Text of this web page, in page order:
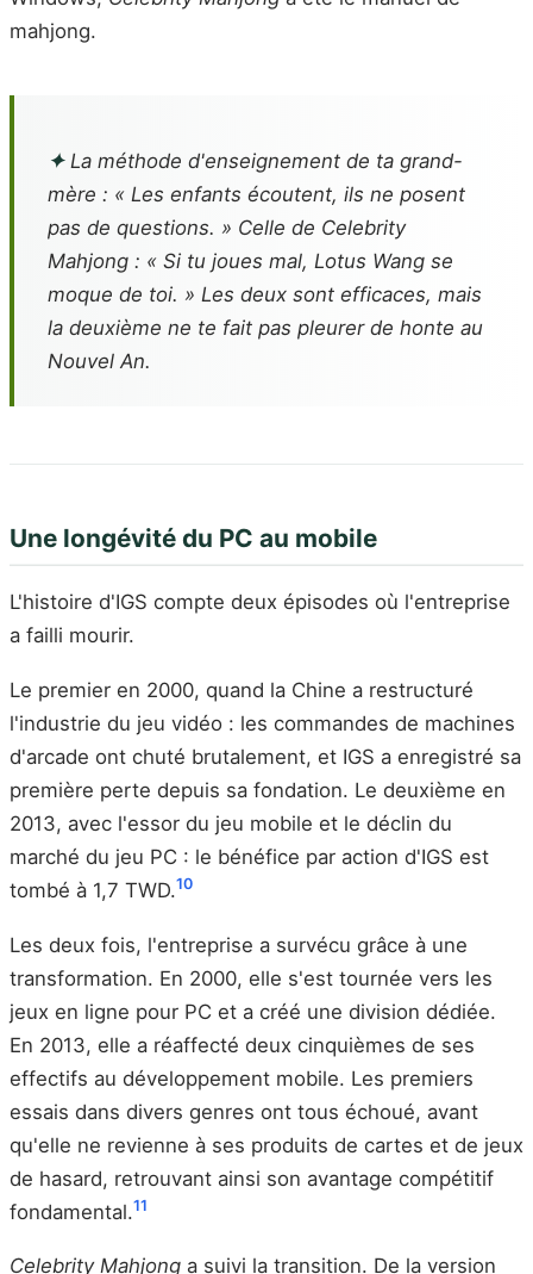
mahjong.
✦La méthode d'enseignement de ta grand-
mère : « Les enfants écoutent, ils ne posent
pas de questions. » Celle de Celebrity
Mahjong : « Si tu joues mal, Lotus Wang se
moque de toi. » Les deux sont efficaces, mais
la deuxième ne te fait pas pleurer de honte au
Nouvel An.
Une longévité du PC au mobile
L'histoire d'IGS compte deux épisodes où l'entreprise
a failli mourir.
Le premier en 2000, quand la Chine a restructuré
l'industrie du jeu vidéo : les commandes de machines
d'arcade ont chuté brutalement, et IGS a enregistré sa
première perte depuis sa fondation. Le deuxième en
2013, avec l'essor du jeu mobile et le déclin du
marché du jeu PC : le bénéfice par action d'IGS est
tombé à 1,7 TWD.10
Les deux fois, l'entreprise a survécu grâce à une
transformation. En 2000, elle s'est tournée vers les
jeux en ligne pour PC et a créé une division dédiée.
En 2013, elle a réaffecté deux cinquièmes de ses
effectifs au développement mobile. Les premiers
essais dans divers genres ont tous échoué, avant
qu'elle ne revienne à ses produits de cartes et de jeux
de hasard, retrouvant ainsi son avantage compétitif
fondamental.11
Celebrity Mahjong a suivi la transition. De la version